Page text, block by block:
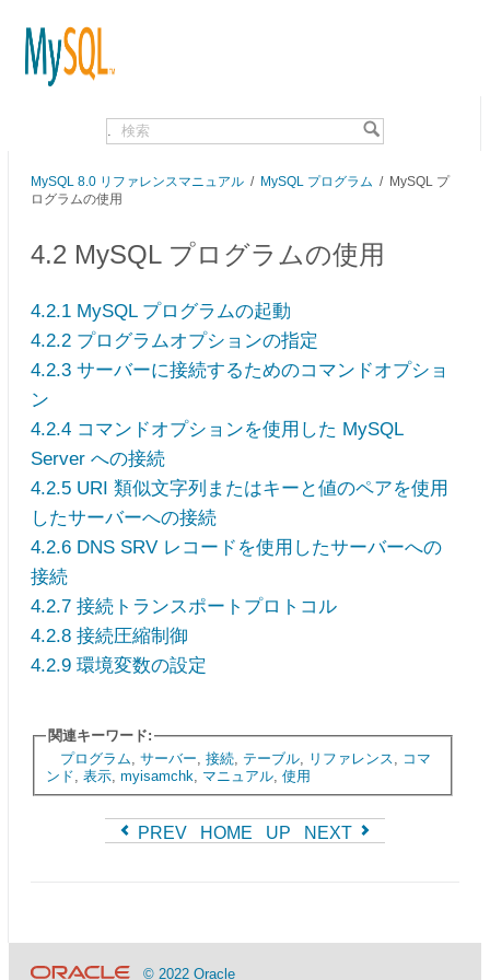
MySQL 8.0 リファレンスマニュアル / MySQL プログラム / MySQL プ
ログラムの使用
4.2 MySQL プログラムの使用
4.2.1 MySQL プログラムの起動
4.2.2 プログラムオプションの指定
4.2.3 サーバーに接続するためのコマンドオプショ
ン
4.2.4 コマンドオプションを使用した MySQL
Server への接続
4.2.5 URI 類似文字列またはキーと値のペアを使用
したサーバーへの接続
4.2.6 DNS SRV レコードを使用したサーバーへの
接続
4.2.7 接続トランスポートプロトコル
4.2.8 接続圧縮制御
4.2.9 環境変数の設定
関連キーワード:
プログラム サーバー 接続, テーブル, リファレンス
コマ
ンド 表示, myisamchk マニュアル, 使用
PREV HOME UP NEXT
© 2022 Oracle